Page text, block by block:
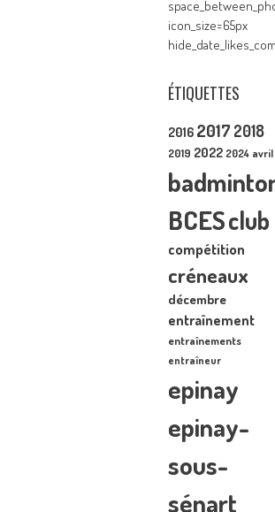
icon_size=65px
ÉTIQUETTES
2016 2017 2018
2019 2022 2024 avril
BCESclub
compétition
créneaux
décembre
entraînement
entraînements
entraîneur
epinay
epinay-
sous-
sénart